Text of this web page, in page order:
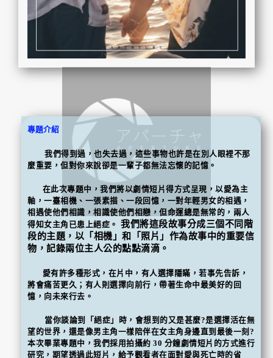
專題介紹
我們得到過，也失去過，這些事物也許是在別人眼裡不那
麼重要，但對你來說卻是一輩子都無法忘懷的記憶。
在此次專題中，我們將以劇情短片得方式呈現，以愛為主
軸，一臺相機、一張素描、一段回憶，一對年輕男女的相遇，
相遇使他們相識，相識使他們相戀，但命運總是無常的，兩人
得知女主角已患上絕症。
我們將這段故事分成三個不同階
段的主題，以「相機」和「照片」作為故事中的重要信
物，記錄兩位主人公的點點滴滴。
愛有許多種形式，在片中，有人選擇隱瞞，若事先告訴，
將會痛苦更久；有人則選擇向前行，帶著生命中最美好的回
憶，向未來行去。
當你談論到「絕症」時，會想到的又是甚麼?是選擇活在無
望的世界，還是像男主角一樣陪伴在女主角身邊直到最後一刻?
本次畢業專題中，我們採用拍攝約 30 分鐘劇情短片的方式進行
研究，期望透過此短片，給予觀看者在面對愛與死亡時的省